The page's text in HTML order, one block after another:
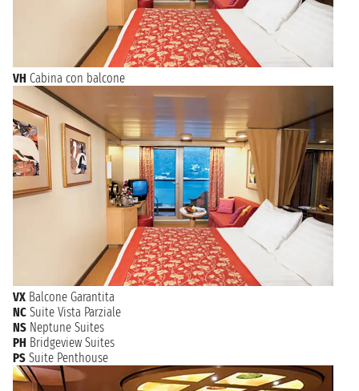
VH Cabina con balcone
VX Balcone Garantita
NC Suite Vista Parziale
NS Neptune Suites
PH Bridgeview Suites
PS Suite Penthouse